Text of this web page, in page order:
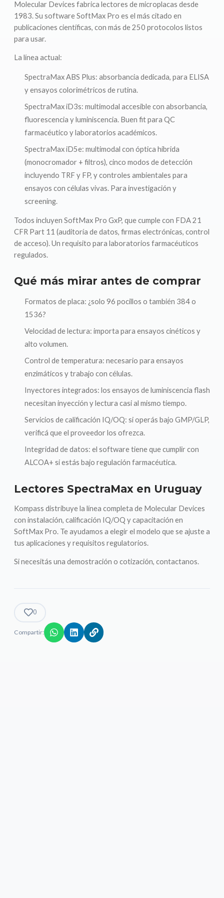
Molecular Devices fabrica lectores de microplacas desde
1983. Su software SoftMax Pro es el más citado en
publicaciones científicas, con más de 250 protocolos listos
para usar.
La línea actual:
SpectraMax ABS Plus: absorbancia dedicada, para ELISA
y ensayos colorimétricos de rutina.
SpectraMax iD3s: multimodal accesible con absorbancia,
fluorescencia y luminiscencia. Buen fit para QC
farmacéutico y laboratorios académicos.
SpectraMax iD5e: multimodal con óptica híbrida
(monocromador + filtros), cinco modos de detección
incluyendo TRF y FP, y controles ambientales para
ensayos con células vivas. Para investigación y
screening.
Todos incluyen SoftMax Pro GxP, que cumple con FDA 21
CFR Part 11 (auditoría de datos, firmas electrónicas, control
de acceso). Un requisito para laboratorios farmacéuticos
regulados.
Qué más mirar antes de comprar
Formatos de placa: ¿solo 96 pocillos o también 384 o
1536?
Velocidad de lectura: importa para ensayos cinéticos y
alto volumen.
Control de temperatura: necesario para ensayos
enzimáticos y trabajo con células.
Inyectores integrados: los ensayos de luminiscencia flash
necesitan inyección y lectura casi al mismo tiempo.
Servicios de calificación IQ/OQ: si operás bajo GMP/GLP,
verificá que el proveedor los ofrezca.
Integridad de datos: el software tiene que cumplir con
ALCOA+ si estás bajo regulación farmacéutica.
Lectores SpectraMax en Uruguay
Kompass distribuye la línea completa de Molecular Devices
con instalación, calificación IQ/OQ y capacitación en
SoftMax Pro. Te ayudamos a elegir el modelo que se ajuste a
tus aplicaciones y requisitos regulatorios.
Si necesitás una demostración o cotización, contactanos.
0
Compartir: